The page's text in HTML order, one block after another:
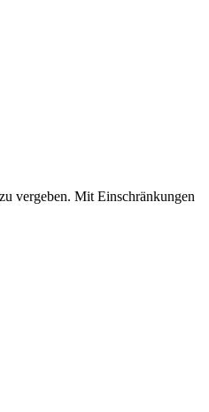
vergeben. Mit Einschränkungen